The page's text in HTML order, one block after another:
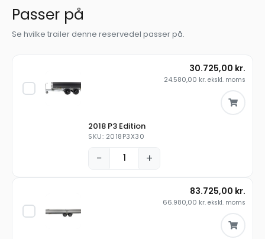
Passer på
Se hvilke trailer denne reservedel passer på.
2018 P3 Edition
SKU: 2018P3X30
− +
30.725,00 kr.
24.580,00 kr. ekskl. moms
83.725,00 kr.
66.980,00 kr. ekskl. moms